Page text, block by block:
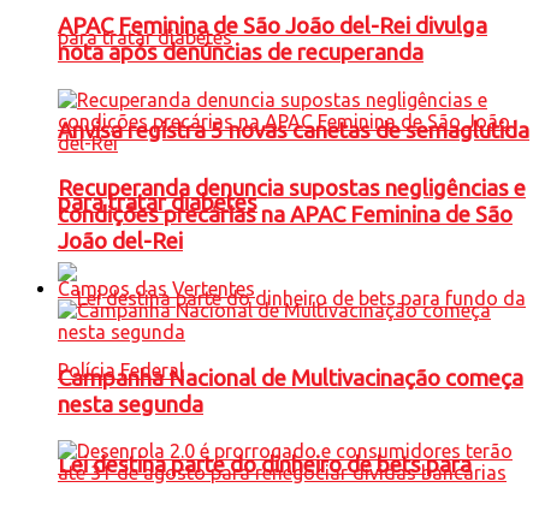
Anvisa registra 5 novas canetas de semaglutida
para tratar diabetes
Lei destina parte do dinheiro de bets para
APAC Feminina de São João del-Rei divulga
nota após denúncias de recuperanda
Recuperanda denuncia supostas negligências e
condições precárias na APAC Feminina de São
João del-Rei
Campos das Vertentes
Campanha Nacional de Multivacinação começa
nesta segunda